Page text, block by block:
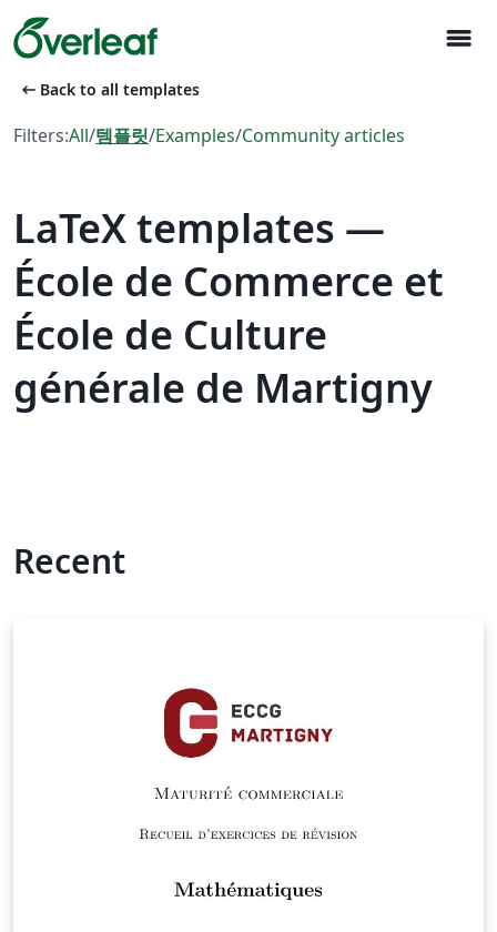
menu
arrow_left_alt Back to all templates
Filters:All/템플릿/Examples/Community articles
LaTeX templates —
École de Commerce et
École de Culture
générale de Martigny
Recent